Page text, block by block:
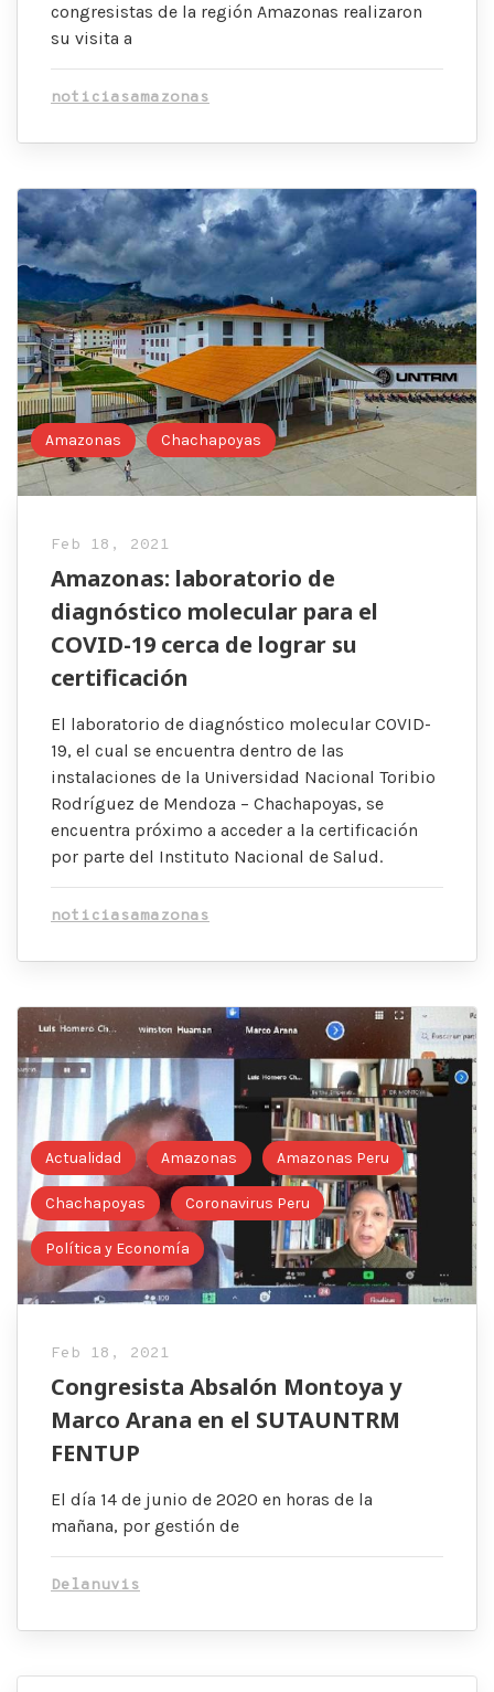
congresistas de la región Amazonas realizaron
su visita a
noticiasamazonas
Amazonas Chachapoyas
Feb 18, 2021
Amazonas: laboratorio de
diagnóstico molecular para el
COVID-19 cerca de lograr su
certificación
El laboratorio de diagnóstico molecular COVID-
19, el cual se encuentra dentro de las
instalaciones de la Universidad Nacional Toribio
Rodríguez de Mendoza – Chachapoyas, se
encuentra próximo a acceder a la certificación
por parte del Instituto Nacional de Salud.
noticiasamazonas
Actualidad Amazonas Amazonas Peru
Chachapoyas Coronavirus Peru
Política y Economía
Feb 18, 2021
Congresista Absalón Montoya y
Marco Arana en el SUTAUNTRM
FENTUP
El día 14 de junio de 2020 en horas de la
mañana, por gestión de
Delanuvis